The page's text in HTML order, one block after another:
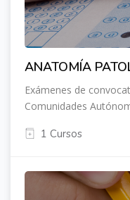
ANATOMÍA
Exámenes de
Comunidades
1 Cursos